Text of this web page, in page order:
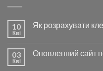
10
Кві
Як розрахувати
03
Кві
Оновленний сайт